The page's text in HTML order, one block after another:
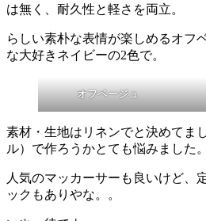
は無く、耐久性と軽さを両立。
らしい素朴な表情が楽しめるオフ
な大好きネイビーの2色で。
オフベージュ
素材・生地はリネンでと決めてま
ル）で作ろうかとても悩みました。
人気のマッカーサーも良いけど、
ックもありやな。。